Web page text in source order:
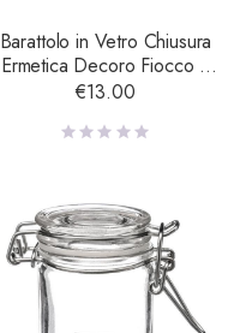
Barattolo in Vetro Chiusura
Ermetica Decoro Fiocco e
Lavagna – Medio
€13.00